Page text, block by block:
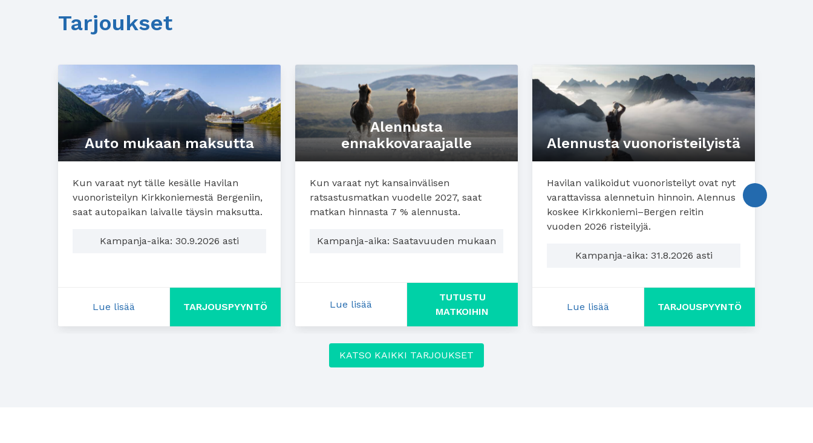
Tarjoukset
Auto mukaan maksutta
Kun varaat nyt tälle kesälle Havilan
vuonoristeilyn Kirkkoniemestä Bergeniin,
saat autopaikan laivalle täysin maksutta.
Kampanja-aika: 30.9.2026 asti
Lue lisää
: Auto mukaan maksutta
TARJOUSPYYNTÖ
Alennusta
ennakkovaraajalle
Kun varaat nyt kansainvälisen
ratsastusmatkan vuodelle 2027, saat
matkan hinnasta 7 % alennusta.
Kampanja-aika: Saatavuuden mukaan
Lue lisää
: Alennusta ennakkovaraajalle
TUTUSTU
MATKOIHIN
Alennusta vuonoristeilyistä
Havilan valikoidut vuonoristeilyt ovat nyt
varattavissa alennetuin hinnoin. Alennus
koskee Kirkkoniemi–Bergen reitin
vuoden 2026 risteilyjä.
Kampanja-aika: 31.8.2026 asti
Lue lisää
: Alennusta vuonoristeilyistä
TARJOUSPYYNTÖ
KATSO KAIKKI TARJOUKSET